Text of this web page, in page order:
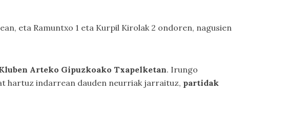
eta Ramuntxo 1 eta Kurpil Kirolak 2 ondoren, nagusien
Arteko Gipuzkoako Txapelketan. Irungo
hartuz indarrean dauden neurriak jarraituz, partidak